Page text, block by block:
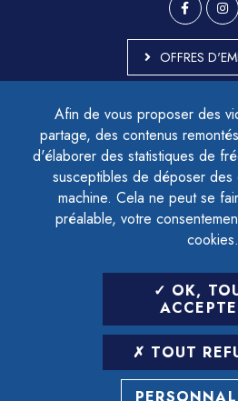
Afin de vous proposer des
partage, des contenus
d'élaborer des statistiques de
susceptibles de déposer des
machine. Cela ne peut se
préalable, votre
cookies.
OK,
TOUT
OFFRES
ACCESSIBILITÉ -
PLAN DU
MENTIONS
CONTACTER LE DÉLÉGUÉ À LA
GESTION DES
LETTRE
SAISIR VOTRE
POUR VOUS
ARCHIVES